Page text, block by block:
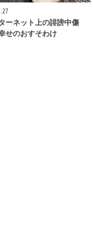
ーネット上の誹謗中傷
せのおすそわけ